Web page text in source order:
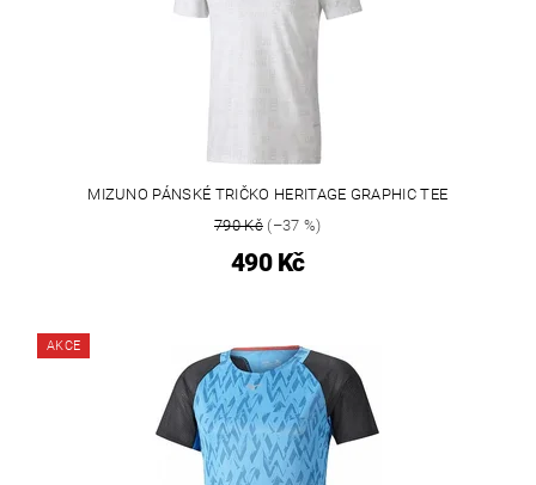
MIZUNO PÁNSKÉ TRIČKO HERITAGE GRAPHIC TEE
790 Kč(–37 %)
490 Kč
AKCE